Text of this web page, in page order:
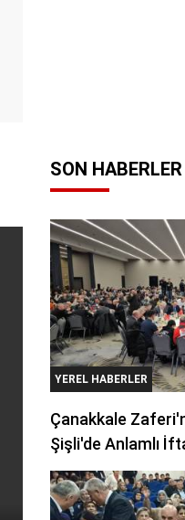
SON HABERLER
YEREL HABERLER
Çanakkale
Şişli'de Anlamlı